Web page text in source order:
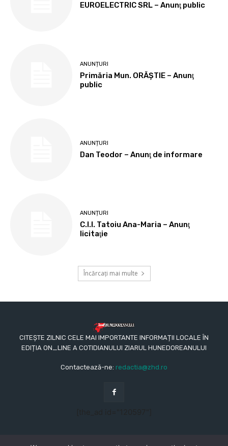
EUROELECTRIC SRL – Anunţ public
ANUNȚURI
Primăria Mun. ORĂȘTIE – Anunţ
public
ANUNȚURI
Dan Teodor – Anunţ de informare
ANUNȚURI
C.I.I. Tatoiu Ana-Maria – Anunţ
licitaţie
Încărcați mai multe
CITEȘTE ZILNIC CELE MAI IMPORTANTE INFORMAȚII LOCALE ÎN
EDIȚIA ON_LINE A COTIDIANULUI ZIARUL HUNEDOREANULUI
Contactează-ne: redactia@zhd.ro